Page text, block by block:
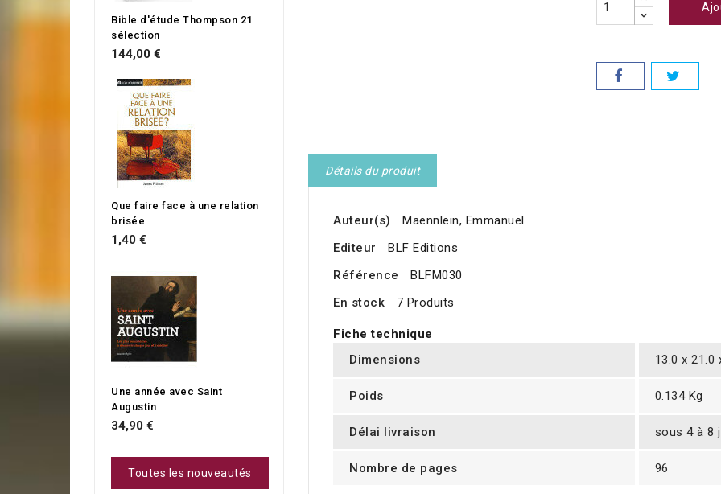
Détails du produit
Auteur(s)
Maennlein, Emmanuel
Editeur
BLF Editions
Référence
BLFM030
En stock
7 Produits
Fiche technique
Dimensions
13.0 x 21.0
Poids 0.134 Kg
Délai livraison sous 4 à 8
Nombre de pages 96
Bible d'étude Thompson 21
sélection
144,00 €
Que faire face à une relation
brisée
1,40 €
Une année avec Saint
Augustin
34,90 €
Toutes les nouveautés